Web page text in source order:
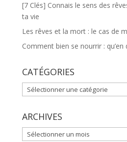
[7 Clés] Connais le sens des
ta vie
Les rêves et la mort : le cas de
Comment bien se nourrir : qu’en
CATÉGORIES
CATÉGORIES
ARCHIVES
ARCHIVES